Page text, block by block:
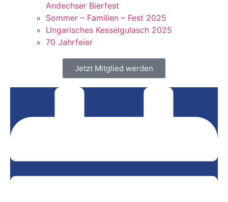
Andechser Bierfest
Sommer – Familien – Fest 2025
Ungarisches Kesselgulasch 2025
70 Jahrfeier
Jetzt Mitglied werden